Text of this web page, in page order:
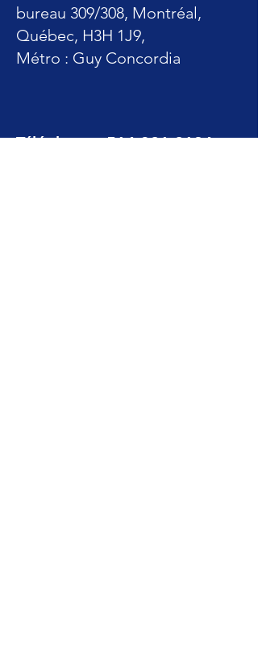
bureau 309/308, Montréal,
Québec, H3H 1J9,
Métro : Guy Concordia
Téléphone :514-321-2194